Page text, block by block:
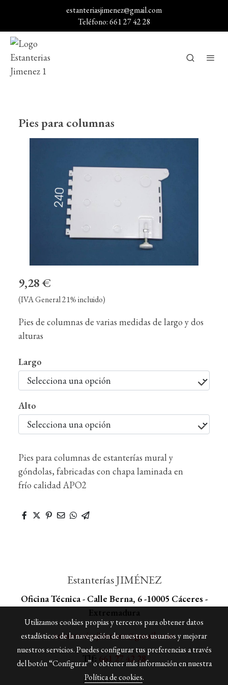
estanteriasjimenez@gmail.com
Teléfono: 661 27 42 28
Pies para columnas
9,28 €
(IVA General 21% incluido)
Pies de columnas de varias medidas de largo y dos
alturas
Largo
Alto
Pies para columnas de estanterías mural y
góndolas, fabricadas con chapa laminada en
frío calidad APO2
Estanterías JIMÉNEZ
Oficina Técnica - Calle Berna, 6 -10005 Cáceres -
Extremadura
estanteriasjimenez@gmail.com
Tlf: 661 27 42 28
Política de cookies
Utilizamos cookies propias y terceros para obtener datos
estadísticos de la navegación de nuestros usuarios y mejorar
nuestros servicios. Puedes configurar tus preferencias a través
del botón “Configurar” o obtener más información en nuestra
Política de cookies.